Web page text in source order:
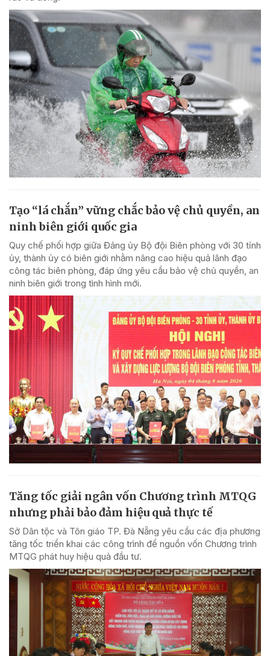
Tạo “lá chắn” vững chắc bảo vệ chủ quyền, an
ninh biên giới quốc gia
Quy chế phối hợp giữa Đảng ủy Bộ đội Biên phòng với 30 tỉnh
ủy, thành ủy có biên giới nhằm nâng cao hiệu quả lãnh đạo
công tác biên phòng, đáp ứng yêu cầu bảo vệ chủ quyền, an
ninh biên giới trong tình hình mới.
Tăng tốc giải ngân vốn Chương trình MTQG
nhưng phải bảo đảm hiệu quả thực tế
Sở Dân tộc và Tôn giáo TP. Đà Nẵng yêu cầu các địa phương
tăng tốc triển khai các công trình để nguồn vốn Chương trình
MTQG phát huy hiệu quả đầu tư.